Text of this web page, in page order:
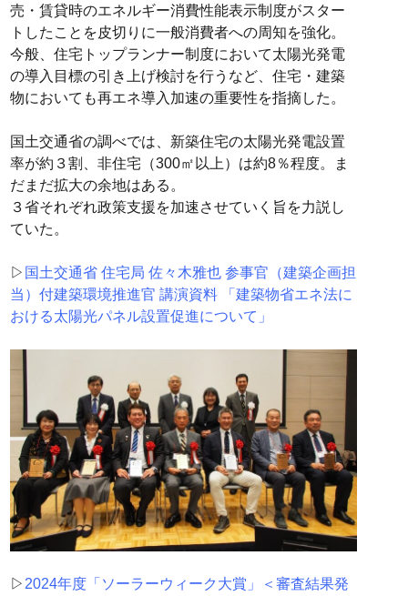
売・賃貸時のエネルギー消費性能表示制度がスター
トしたことを皮切りに一般消費者への周知を強化。
今般、住宅トップランナー制度において太陽光発電
の導入目標の引き上げ検討を行うなど、住宅・建築
物においても再エネ導入加速の重要性を指摘した。
国土交通省の調べでは、新築住宅の太陽光発電設置
率が約３割、非住宅（300㎡以上）は約8％程度。ま
だまだ拡大の余地はある。
３省それぞれ政策支援を加速させていく旨を力説し
ていた。
▷ 国土交通省 住宅局 佐々木雅也 参事官（建築企画担
当）付建築環境推進官 講演資料 「建築物省エネ法に
おける太陽光パネル設置促進について」
▷ 2024年度「ソーラーウィーク大賞」＜審査結果発